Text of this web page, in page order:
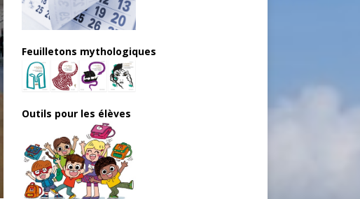
Feuilletons mythologiques
Outils pour les élèves